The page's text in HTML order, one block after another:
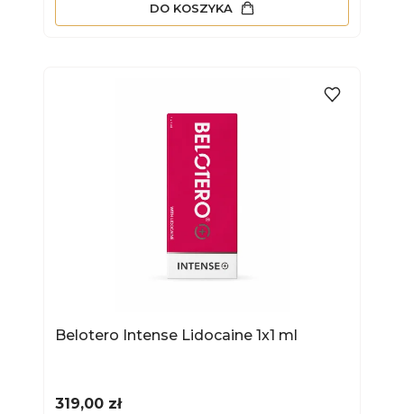
DO KOSZYKA
Belotero Intense Lidocaine 1x1 ml
Cena
319,00 zł